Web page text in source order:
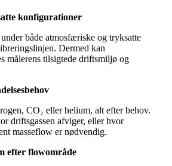
konfigurationer
både atmosfæriske og tryksatte
Dermed kan
målerens tilsigtede driftsmiljø og
CO₂ eller helium, alt efter behov.
driftsgassen afviger, eller hvor
masseflow er nødvendig.
efter flowområde